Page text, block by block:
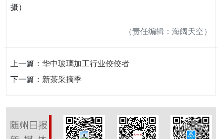
摄）
（责任编辑：海阔天空）
上一篇： 华中玻璃加工行业佼佼者
下一篇： 新茶采摘季